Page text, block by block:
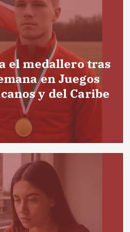
el medallero tras
en Juegos
y del Caribe